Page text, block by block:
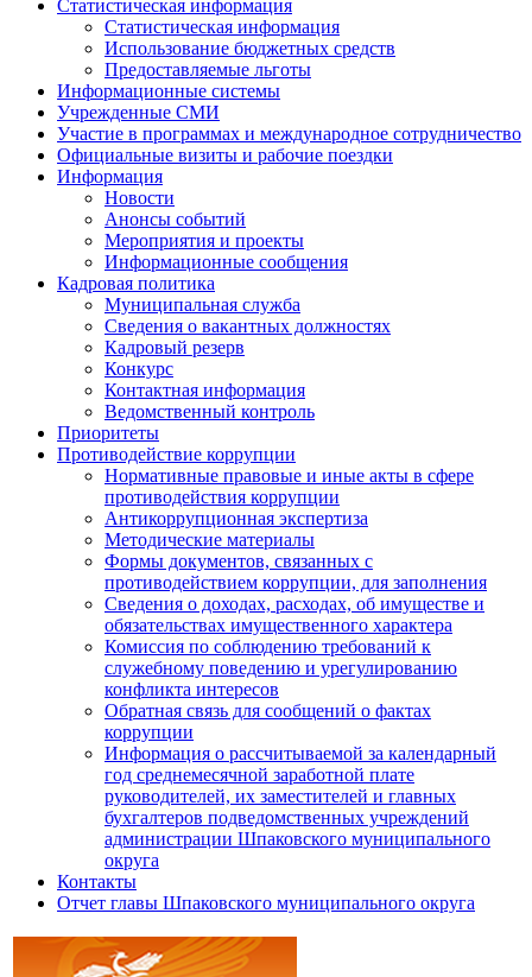
Статистическая информация
Статистическая информация
Использование бюджетных средств
Предоставляемые льготы
Информационные системы
Учрежденные СМИ
Участие в программах и международное сотрудничество
Официальные визиты и рабочие поездки
Информация
Новости
Анонсы событий
Мероприятия и проекты
Информационные сообщения
Кадровая политика
Муниципальная служба
Сведения о вакантных должностях
Кадровый резерв
Конкурс
Контактная информация
Ведомственный контроль
Приоритеты
Противодействие коррупции
Нормативные правовые и иные акты в сфере
противодействия коррупции
Антикоррупционная экспертиза
Методические материалы
Формы документов, связанных с
противодействием коррупции, для заполнения
Сведения о доходах, расходах, об имуществе и
обязательствах имущественного характера
Комиссия по соблюдению требований к
служебному поведению и урегулированию
конфликта интересов
Обратная связь для сообщений о фактах
коррупции
Информация о рассчитываемой за календарный
год среднемесячной заработной плате
руководителей, их заместителей и главных
бухгалтеров подведомственных учреждений
администрации Шпаковского муниципального
округа
Контакты
Отчет главы Шпаковского муниципального округа